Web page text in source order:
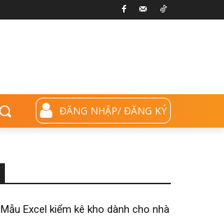
ĐĂNG NHẬP/ ĐĂNG KÝ
Mẫu Excel kiểm kê kho dành cho nhà